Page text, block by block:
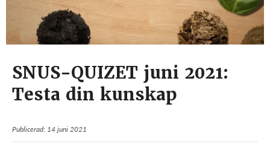
SNUS-QUIZET juni 2021:
Testa din kunskap
Publicerad: 14 juni 2021